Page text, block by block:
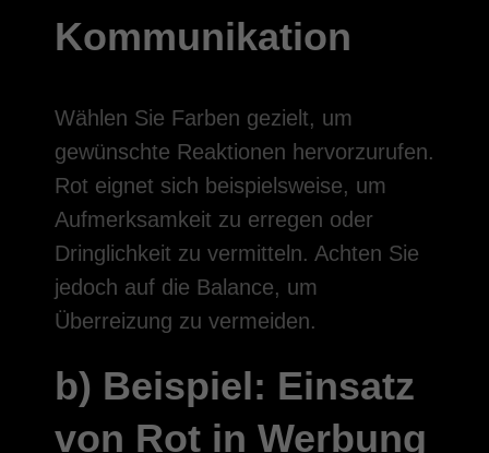
Kommunikation
Wählen Sie Farben gezielt, um
gewünschte Reaktionen hervorzurufen.
Rot eignet sich beispielsweise, um
Aufmerksamkeit zu erregen oder
Dringlichkeit zu vermitteln. Achten Sie
jedoch auf die Balance, um
Überreizung zu vermeiden.
b) Beispiel: Einsatz
von Rot in Werbung